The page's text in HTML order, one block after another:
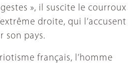
», il suscite le courroux
droite, qui l’accusent
son pays.
français, l’homme